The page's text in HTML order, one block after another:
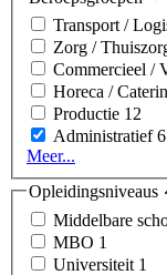
Transport /
Zorg /
Commercieel /
Horeca /
Productie 12
Administratief6
Meer...
Opleidingsniveaus
Middelbare
MBO 1
Universiteit 1